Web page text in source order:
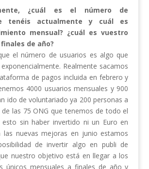
¿cuál es el número de
tenéis actualmente y cuál es
mensual? ¿cuál es vuestro
de año?
el número de usuarios es algo que
Realmente sacamos
de pagos incluida en febrero y
4000 usuarios mensuales y 900
ido de voluntariado ya 200 personas a
las 75 ONG que tenemos de todo el
sin haber invertido ni un Euro en
las nuevas mejoras en junio estamos
de invertir algo en publi de
nuestro objetivo está en llegar a los
únicos mensuales a finales de año y